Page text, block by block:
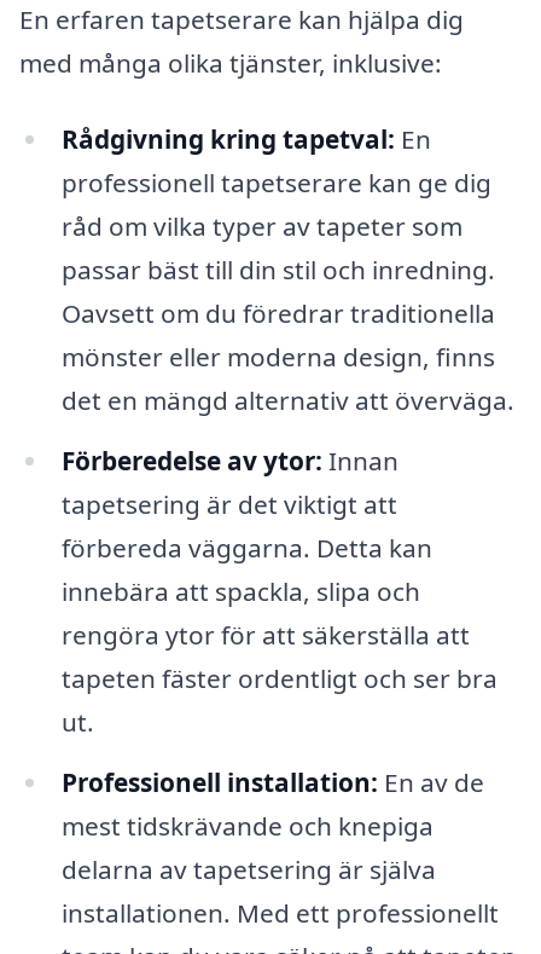
En erfaren tapetserare kan hjälpa dig
med många olika tjänster, inklusive:
Rådgivning kring tapetval: En
professionell tapetserare kan ge dig
råd om vilka typer av tapeter som
passar bäst till din stil och inredning.
Oavsett om du föredrar traditionella
mönster eller moderna design, finns
det en mängd alternativ att överväga.
Förberedelse av ytor: Innan
tapetsering är det viktigt att
förbereda väggarna. Detta kan
innebära att spackla, slipa och
rengöra ytor för att säkerställa att
tapeten fäster ordentligt och ser bra
ut.
Professionell installation: En av de
mest tidskrävande och knepiga
delarna av tapetsering är själva
installationen. Med ett professionellt